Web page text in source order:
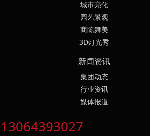
城市亮化
园艺景观
商陈舞美
3D灯光秀
新闻资讯
集团动态
行业资讯
媒体报道